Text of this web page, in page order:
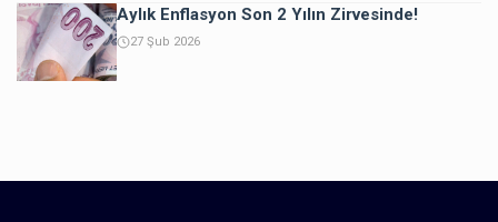
Aylık Enflasyon Son 2 Yılın Zirvesinde!
27 Şub 2026